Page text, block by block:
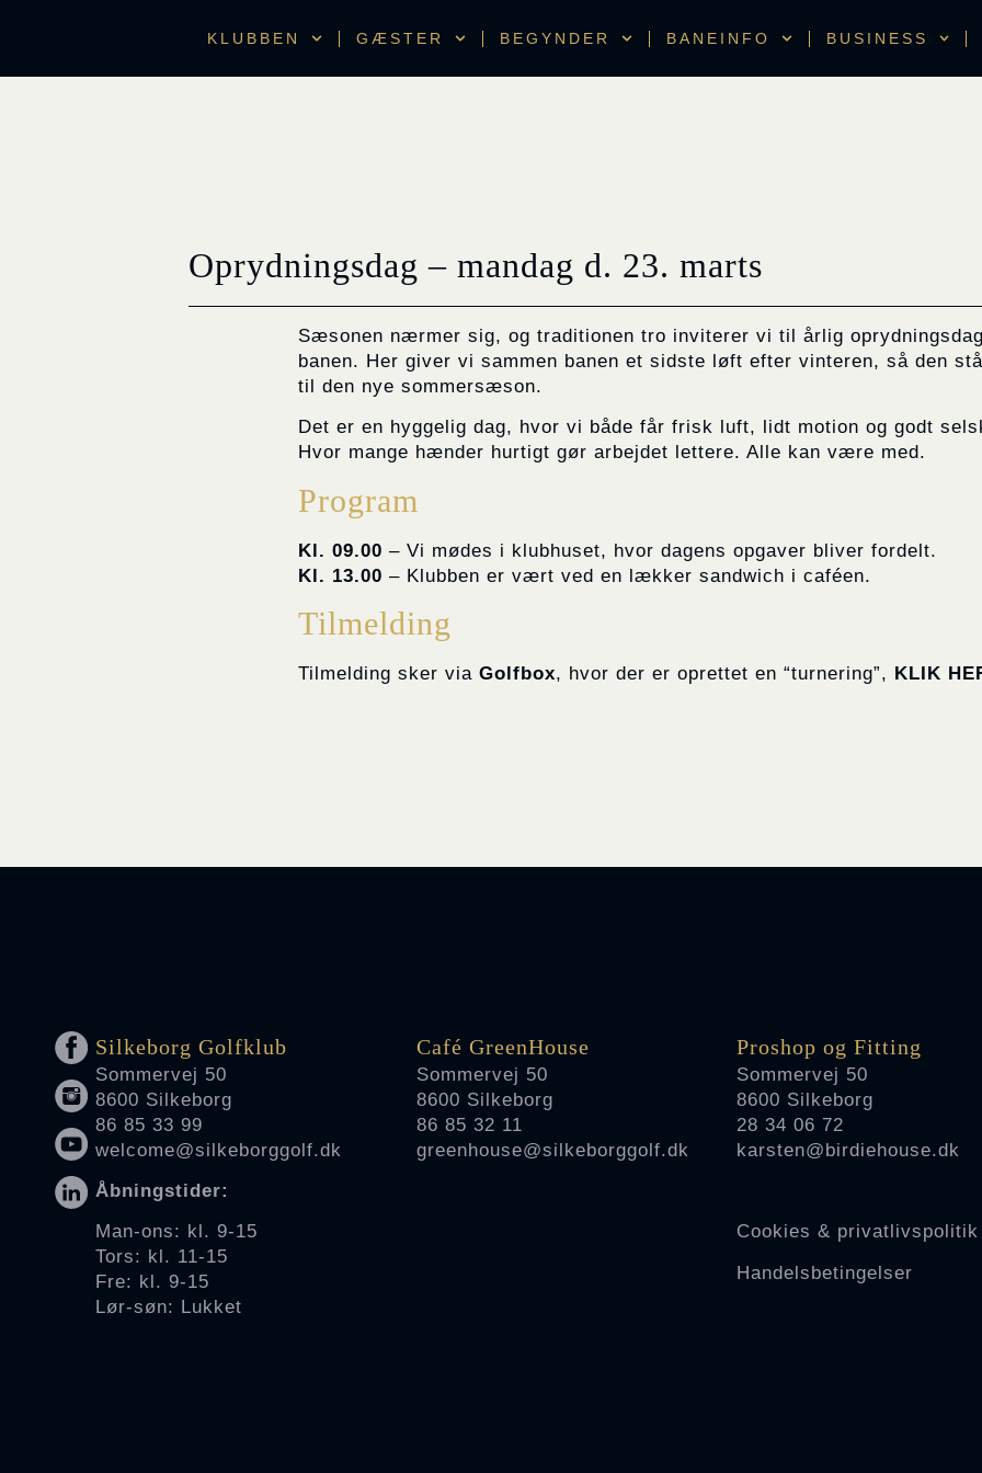
KLUBBEN GÆSTER BEGYNDER BANEINFO BUSINESS
Oprydningsdag – mandag d. 23. marts
Sæsonen nærmer sig, og traditionen tro inviterer vi til årlig
banen. Her giver vi sammen banen et sidste løft efter vinteren, så den
til den nye sommersæson.
Det er en hyggelig dag, hvor vi både får frisk luft, lidt motion og godt
Hvor mange hænder hurtigt gør arbejdet lettere. Alle kan være med.
Program
Kl. 09.00 – Vi mødes i klubhuset, hvor dagens opgaver bliver fordelt.
Kl. 13.00 – Klubben er vært ved en lækker sandwich i caféen.
Tilmelding
Tilmelding sker via Golfbox, hvor der er oprettet en “turnering”, KLIK
Silkeborg Golfklub
Sommervej 50
8600 Silkeborg
86 85 33 99
welcome@silkeborggolf.dk
Åbningstider:
Man-ons: kl. 9-15
Tors: kl. 11-15
Fre: kl. 9-15
Lør-søn: Lukket
Café GreenHouse
Sommervej 50
8600 Silkeborg
86 85 32 11
greenhouse@silkeborggolf.dk
Proshop og Fitting
Sommervej 50
8600 Silkeborg
28 34 06 72
karsten@birdiehouse.dk
Cookies & privatlivspolitik
Handelsbetingelser